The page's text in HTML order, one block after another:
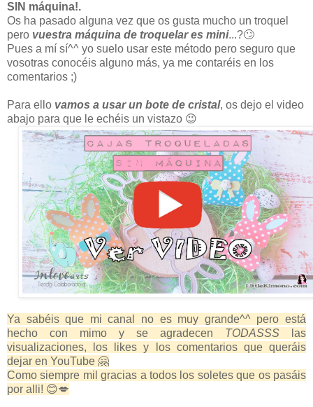
SIN máquina!.
Os ha pasado alguna vez que os gusta mucho un troquel
pero vuestra máquina de troquelar es mini...?🙄
Pues a mí sí^^ yo suelo usar este método pero seguro que
vosotras conocéis alguno más, ya me contaréis en los
comentarios ;)
Para ello vamos a usar un bote de cristal, os dejo el video
abajo para que le echéis un vistazo 😉
Ya sabéis que mi canal no es muy grande^^ pero está
hecho con mimo y se agradecen TODASSS las
visualizaciones, los likes y los comentarios que queráis
dejar en YouTube 🤗
Como siempre mil gracias a todos los soletes que os pasáis
por alli! 😊💋